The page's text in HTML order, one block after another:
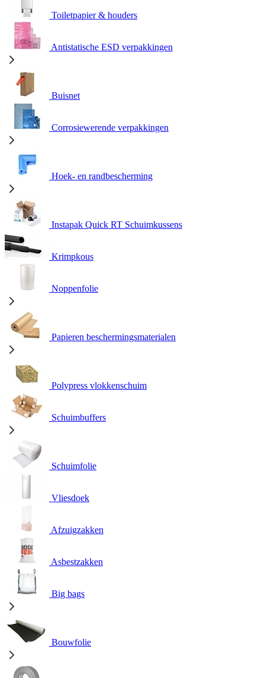
Toiletpapier & houders
Antistatische ESD verpakkingen
Buisnet
Corrosiewerende verpakkingen
Hoek- en randbescherming
Instapak Quick RT Schuimkussens
Krimpkous
Noppenfolie
Papieren beschermingsmaterialen
Polypress vlokkenschuim
Schuimbuffers
Schuimfolie
Vliesdoek
Afzuigzakken
Asbestzakken
Big bags
Bouwfolie